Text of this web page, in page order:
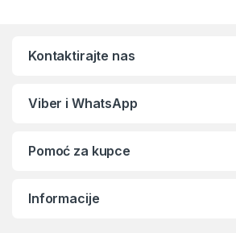
Kontaktirajte nas
Viber i WhatsApp
Pomoć za kupce
Informacije